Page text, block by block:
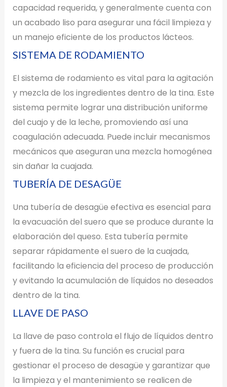
capacidad requerida, y generalmente cuenta con
un acabado liso para asegurar una fácil limpieza y
un manejo eficiente de los productos lácteos.
SISTEMA DE RODAMIENTO
El sistema de rodamiento es vital para la agitación
y mezcla de los ingredientes dentro de la tina. Este
sistema permite lograr una distribución uniforme
del cuajo y de la leche, promoviendo así una
coagulación adecuada. Puede incluir mecanismos
mecánicos que aseguran una mezcla homogénea
sin dañar la cuajada.
TUBERÍA DE DESAGÜE
Una tubería de desagüe efectiva es esencial para
la evacuación del suero que se produce durante la
elaboración del queso. Esta tubería permite
separar rápidamente el suero de la cuajada,
facilitando la eficiencia del proceso de producción
y evitando la acumulación de líquidos no deseados
dentro de la tina.
LLAVE DE PASO
La llave de paso controla el flujo de líquidos dentro
y fuera de la tina. Su función es crucial para
gestionar el proceso de desagüe y garantizar que
la limpieza y el mantenimiento se realicen de